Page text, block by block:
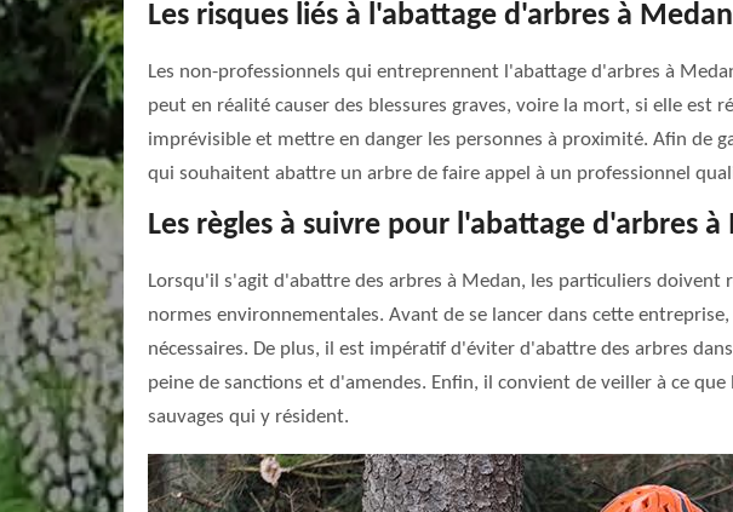
Les risques liés à l'abattage d'arbres à
Les non-professionnels qui entreprennent l'abattage d'arbres à
peut en réalité causer des blessures graves, voire la mort, si elle est
imprévisible et mettre en danger les personnes à proximité. Afin de
qui souhaitent abattre un arbre de faire appel à un professionnel
Les règles à suivre pour l'abattage d'arbres
Lorsqu'il s'agit d'abattre des arbres à Medan, les particuliers
normes environnementales. Avant de se lancer dans cette
nécessaires. De plus, il est impératif d'éviter d'abattre des arbres
peine de sanctions et d'amendes. Enfin, il convient de veiller à ce
sauvages qui y résident.